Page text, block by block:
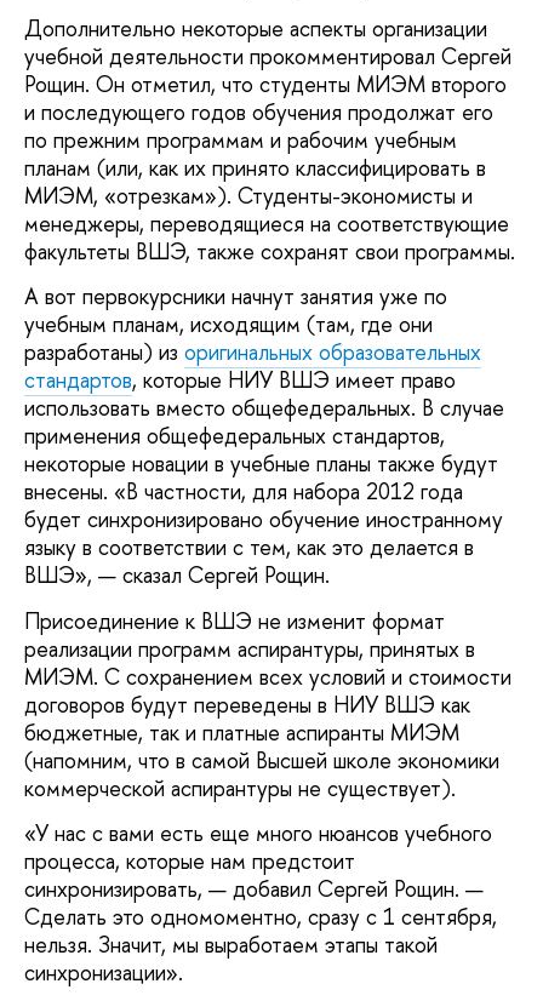
Дополнительно некоторые аспекты организации
учебной деятельности прокомментировал Сергей
Рощин. Он отметил, что студенты МИЭМ второго
и последующего годов обучения продолжат его
по прежним программам и рабочим учебным
планам (или, как их принято классифицировать в
МИЭМ, «отрезкам»). Студенты-экономисты и
менеджеры, переводящиеся на соответствующие
факультеты ВШЭ, также сохранят свои программы.
А вот первокурсники начнут занятия уже по
учебным планам, исходящим (там, где они
разработаны) из оригинальных образовательных
стандартов, которые НИУ ВШЭ имеет право
использовать вместо общефедеральных. В случае
применения общефедеральных стандартов,
некоторые новации в учебные планы также будут
внесены. «В частности, для набора 2012 года
будет синхронизировано обучение иностранному
языку в соответствии с тем, как это делается в
ВШЭ», — сказал Сергей Рощин.
Присоединение к ВШЭ не изменит формат
реализации программ аспирантуры, принятых в
МИЭМ. С сохранением всех условий и стоимости
договоров будут переведены в НИУ ВШЭ как
бюджетные, так и платные аспиранты МИЭМ
(напомним, что в самой Высшей школе экономики
коммерческой аспирантуры не существует).
«У нас с вами есть еще много нюансов учебного
процесса, которые нам предстоит
синхронизировать, — добавил Сергей Рощин. —
Сделать это одномоментно, сразу с 1 сентября,
нельзя. Значит, мы выработаем этапы такой
синхронизации».